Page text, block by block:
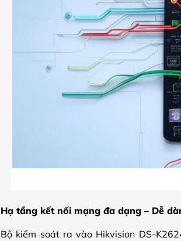
Hạ tầng kết nối mạng đa dạng – Dễ
Bộ kiểm soát ra vào Hikvision DS-